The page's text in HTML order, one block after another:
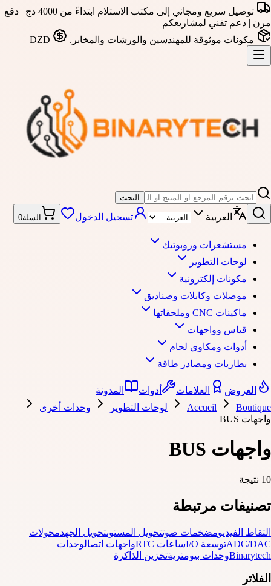
توصيل سريع ومجاني إلى مكتب الاستلام ابتداءً من 4000 دج | دفع
مرن | دعم تقني لمشاريعكم
مكونات موثوقة للمهندسين والورشات والمخابر.
البحث
العربية تسجيل الدخول السلة0
مستشعرات وروبوتيك
لوحات التطوير
مكونات إلكترونية
موصلات وكابلات وصناديق
ماكينات CNC وملحقاتها
قياس وواجهات
أدوات ومكاوي لحام
بطاريات ومصادر طاقة
العروض العلامات أدوات
المدونة
Accueil
Boutique لوحات التطوير
وحدات أخرى
واجهات BUS
واجهات BUS
10 نتيجة
تصنيفات مرتبطة
التقاط الفيديومضخمات صوتتحويل المستوىتحويل الجهدمحولات
ADC/DACتوسعة I/O ساعات RTC واجهات اتصالوحدات
Binarytechوحدات بيومتريةتخزين الذاكرة
الفلاتر